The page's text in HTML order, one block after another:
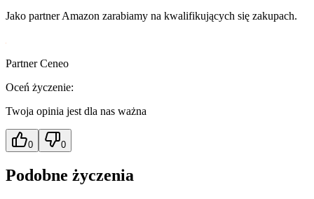
Jako partner Amazon zarabiamy na kwalifikujących się zakupach.
Partner Ceneo
Oceń życzenie:
Twoja opinia jest dla nas ważna
0 0
Podobne życzenia